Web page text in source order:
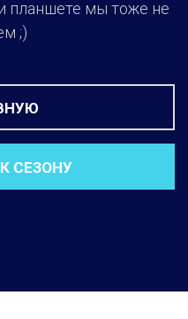
планшете мы тоже не
;)
СЕЗОНУ